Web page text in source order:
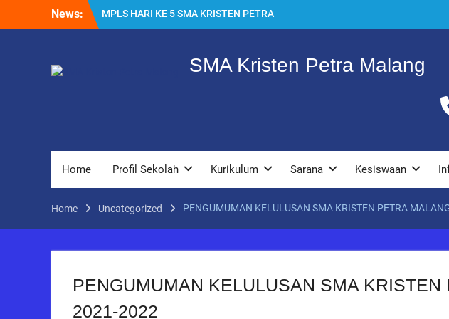
News:
MPLS HARI KE 5 SMA KRISTEN PETRA
MALANG
MPLS HARI KE TIGA SMA KRISTEN PETRA
PETRA MALANG
SMA Kristen Petra Malang
Home Profil Sekolah Kurikulum Sarana Kesiswaan
Home Uncategorized PENGUMUMAN KELULUSAN SMA KRISTEN PETRA
PENGUMUMAN KELULUSAN SMA KRISTEN
2021-2022